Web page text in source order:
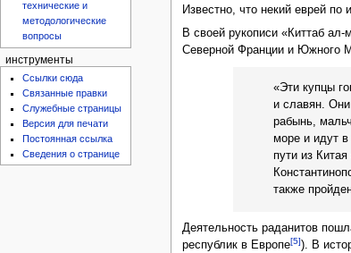
Известно, что некий еврей по
В своей рукописи «Киттаб ал-
Северной Франции и Южного
«Эти купцы
и славян.
рабынь,
море и идут
пути из
также
Деятельность раданитов
республик в Европе[5]). В
технические и
методологические
вопросы
инструменты
Ссылки сюда
Связанные правки
Служебные страницы
Версия для печати
Постоянная ссылка
Сведения о странице